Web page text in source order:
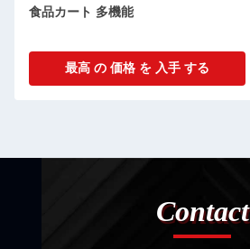
食品カート 多機能
最高 の 価格 を 入手 する
Contact